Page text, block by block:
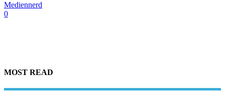
Mediennerd
0
MOST READ